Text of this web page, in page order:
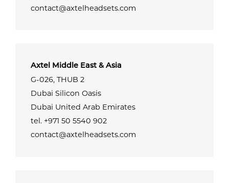
contact@axtelheadsets.com
Axtel Middle East & Asia
G-026, THUB 2
Dubai Silicon Oasis
Dubai United Arab Emirates
tel. +971 50 5540 902
contact@axtelheadsets.com